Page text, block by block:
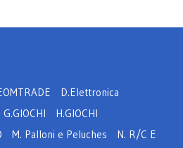
D.Elettronica
G.GIOCHI
H.GIOCHI
M. Palloni e Peluches
N. R/C E